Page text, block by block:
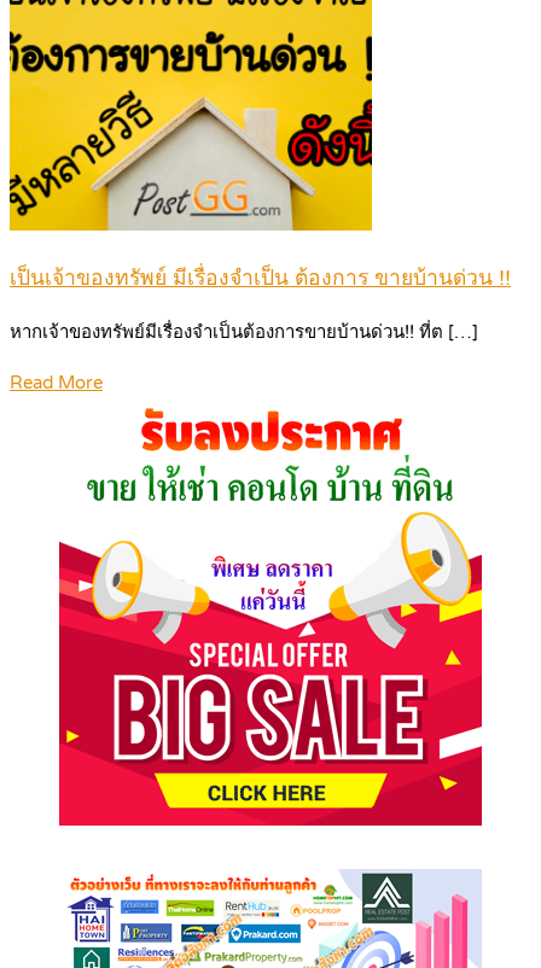
เป็นเจ้าของทรัพย์ มีเรื่องจำเป็น ต้องการ ขายบ้านด่วน !!
หากเจ้าของทรัพย์มีเรื่องจำเป็นต้องการขายบ้านด่วน!! ที่ต […]
Read More